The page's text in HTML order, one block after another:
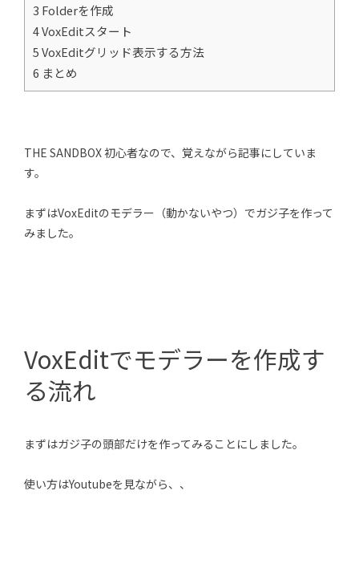
3 Folderを作成
4 VoxEditスタート
5 VoxEditグリッド表示する方法
6 まとめ
THE SANDBOX 初心者なので、覚えながら記事にしていま
す。
まずはVoxEditのモデラー（動かないやつ）でガジ子を作って
みました。
VoxEditでモデラーを作成す
る流れ
まずはガジ子の頭部だけを作ってみることにしました。
使い方はYoutubeを見ながら、、